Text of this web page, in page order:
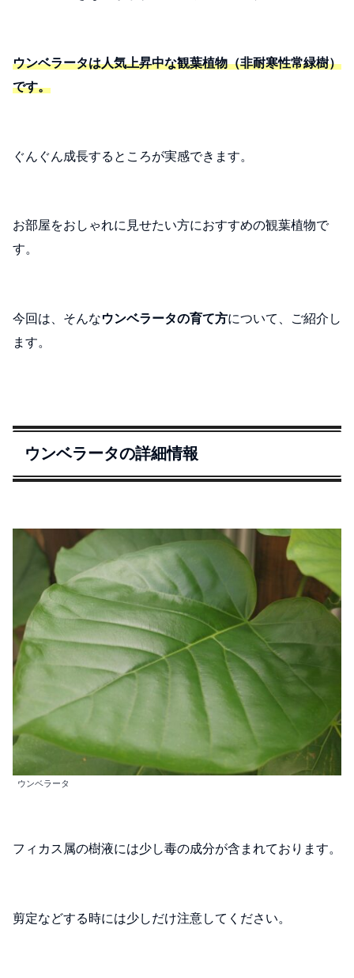
ウンベラータは人気上昇中な観葉植物（非耐寒性常緑樹）
です。
ぐんぐん成長するところが実感できます。
お部屋をおしゃれに見せたい方におすすめの観葉植物で
す。
今回は、そんなウンベラータの育て方について、ご紹介し
ます。
ウンベラータの詳細情報
ウンベラータ
フィカス属の樹液には少し毒の成分が含まれております。
剪定などする時には少しだけ注意してください。